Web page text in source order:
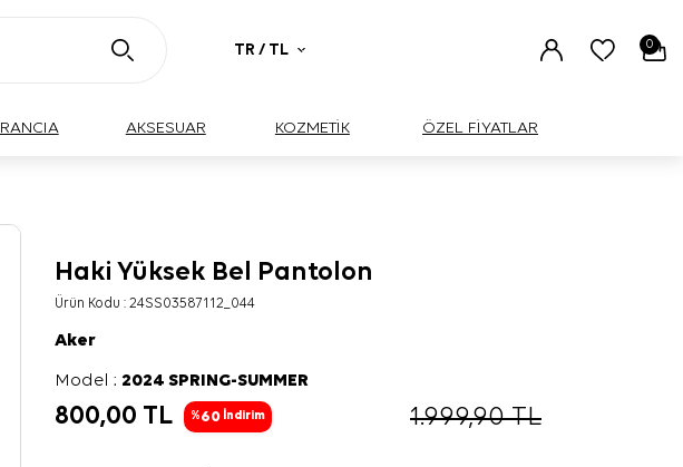
TR / TL 0
AKSESUAR KOZMETİK ÖZEL FİYATLAR
Haki Yüksek Bel Pantolon
Ürün Kodu :24SS03587112_044
Aker
Model :2024 SPRING-SUMMER
800,00 TL %60 İndirim 1.999,90TL